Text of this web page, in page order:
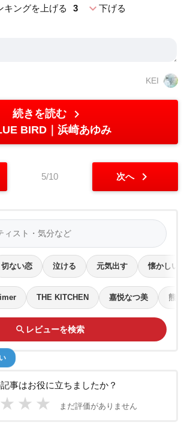
キングを上げる 3 expand_more下げる
KEI
続きを読む chevron_right
BIRD 浜崎あゆみ
5/10 次へ chevron_right
切ない恋 泣ける 元気出す 懐かしい
THE KITCHEN 嘉悦なつ美 熊
search レビューを検索
事はお役に立ちましたか？
★ ★ ★ まだ評価がありません